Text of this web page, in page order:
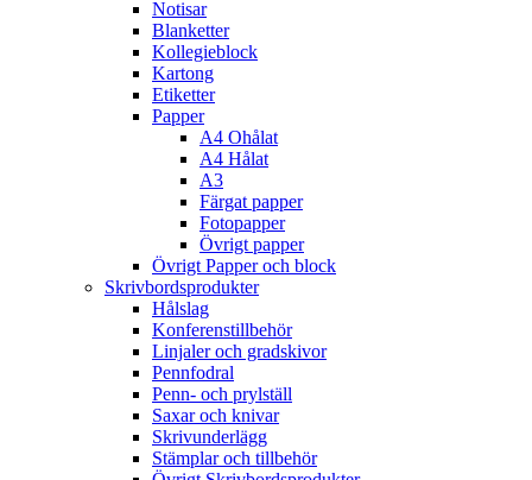
Notisar
Blanketter
Kollegieblock
Kartong
Etiketter
Papper
A4 Ohålat
A4 Hålat
A3
Färgat papper
Fotopapper
Övrigt papper
Övrigt Papper och block
Skrivbordsprodukter
Hålslag
Konferenstillbehör
Linjaler och gradskivor
Pennfodral
Penn- och prylställ
Saxar och knivar
Skrivunderlägg
Stämplar och tillbehör